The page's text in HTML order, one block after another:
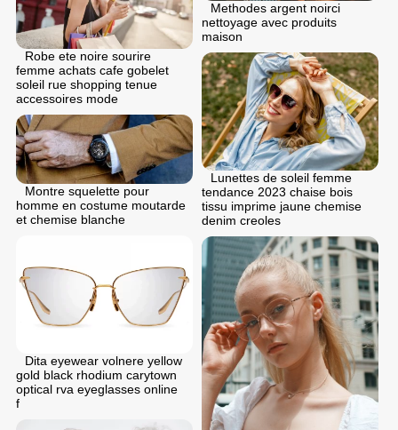
Methodes argent noirci
nettoyage avec produits
maison
Robe ete noire sourire
femme achats cafe gobelet
soleil rue shopping tenue
accessoires mode
Lunettes de soleil femme
tendance 2023 chaise bois
tissu imprime jaune chemise
denim creoles
Montre squelette pour
homme en costume moutarde
et chemise blanche
Dita eyewear volnere yellow
gold black rhodium carytown
optical rva eyeglasses online
f